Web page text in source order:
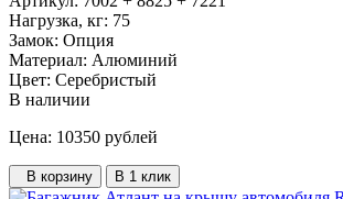
Нагрузка, кг: 75
Замок: Опция
Материал: Алюминий
Цвет: Серебристый
В наличии
Цена: 10350 рублей
В корзину В 1 клик